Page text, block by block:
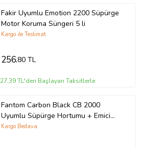
Fakir Uyumlu Emotion 2200 Süpürge
Motor Koruma Süngeri 5 li
Kargo ile Teslimat
256,80 TL
27,39 TL'den Başlayan Taksitlerle
Fantom Carbon Black CB 2000
Uyumlu Süpürge Hortumu + Emici
Başlık + Teleskopik Borusu
Kargo Bedava